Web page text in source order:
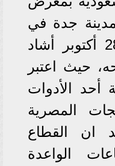
جدة في
الفترة من 26 إلى 28 أكتوبر أشاد
حيث اعتبر
أحد الأدوات
المصرية
ان القطاع
الواعدة